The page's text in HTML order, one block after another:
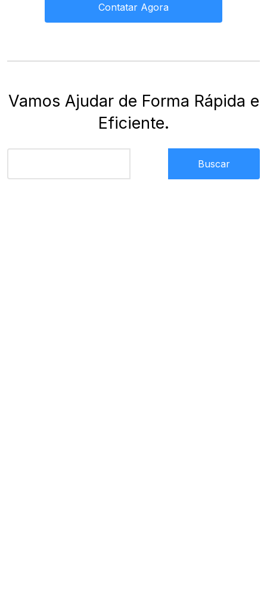
Contatar Agora
Vamos Ajudar de Forma Rápida e
Eficiente.
Buscar